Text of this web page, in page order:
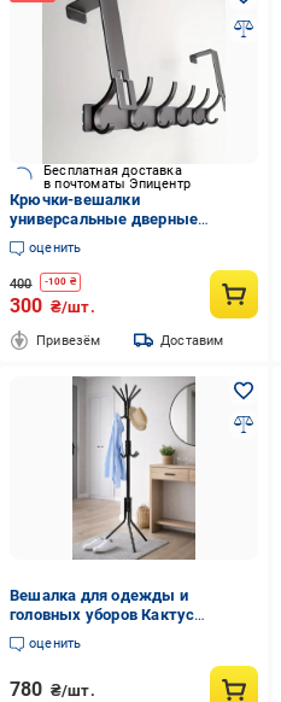
Бесплатная доставка
в почтоматы Эпицентр
Крючки-вешалки
универсальные дверные
двойные (27436391)
оценить
400 -100 ₴
300 ₴/шт.
Привезём Доставим
Вешалка для одежды и
головных уборов Кактус
напольная металлическая
(2512)
оценить
780 ₴/шт.